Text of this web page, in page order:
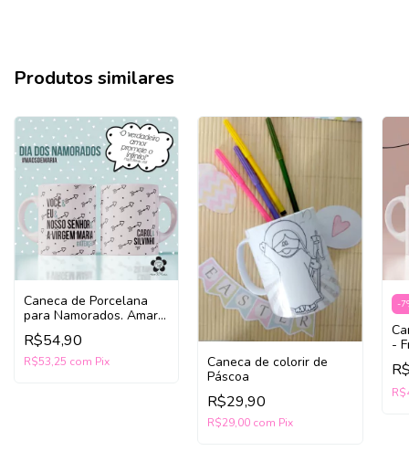
Produtos similares
Caneca de Porcelana
para Namorados. Amar
com Fé.
R$54,90
R$53,25 com Pix
Caneca de colorir de
Páscoa
R$29,90
R$29,00 com Pix
-7
-